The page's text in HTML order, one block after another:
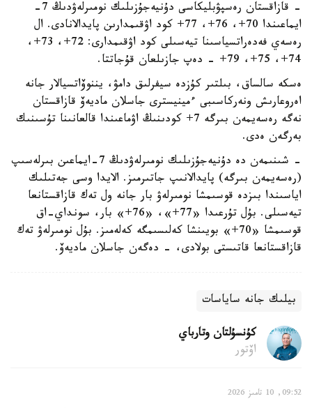
- قازاقستان رەسپۋبليكاسى دۇنيەجۇزىلىك نومىرلەۋدىڭ 7-
ايماعىندا 70+، 76+، 77+ كود اۋقىمدارىن پايدالانادى. ال
رەسەي فەدەراتسياسىنا تيەسىلى كود اۋقىمدارى: 72+، 73+،
74+، 75+، 79+ - دەپ جازىلعان قۇجاتتا.
ەسكە سالساق، بىلتىر كۇزدە سيفرلىق دامۋ، يننوۆاتسيالار جانە
اەروعارىش ونەركاسىبى ءمينيسترى جاسلان ماديەۆ قازاقستان
نەگە رەسەيمەن بىرگە 7+ كودىنىڭ اۋماعىندا قالعانىنا تۇسىنىك
بەرگەن ەدى.
- شىنىمەن دە دۇنيەجۇزىلىك نومىرلەۋدىڭ 7-ايماعىن بىرلەسىپ
(رەسەيمەن بىرگە) پايدالانىپ جاتىرمىز. الايدا وسى جەتىلىك
اياسىندا بىزدە قوسىمشا نومىرلەۋ بار جانە ول تەك قازاقستانعا
تيەسىلى. بۇل تۇرعىدا «77+»، «76+» بار، سونداي-اق
قوسىمشا «70+» بويىنشا كەلىسىمگە كەلەمىز. بۇل نومىرلەۋ تەك
قازاقستانعا قاتىستى بولادى، - دەگەن جاسلان ماديەۆ.
بيلىك جانە ساياسات
كۇنسۇلتان وتارباي
اۆتور
09:52, 10 تامىز 2026